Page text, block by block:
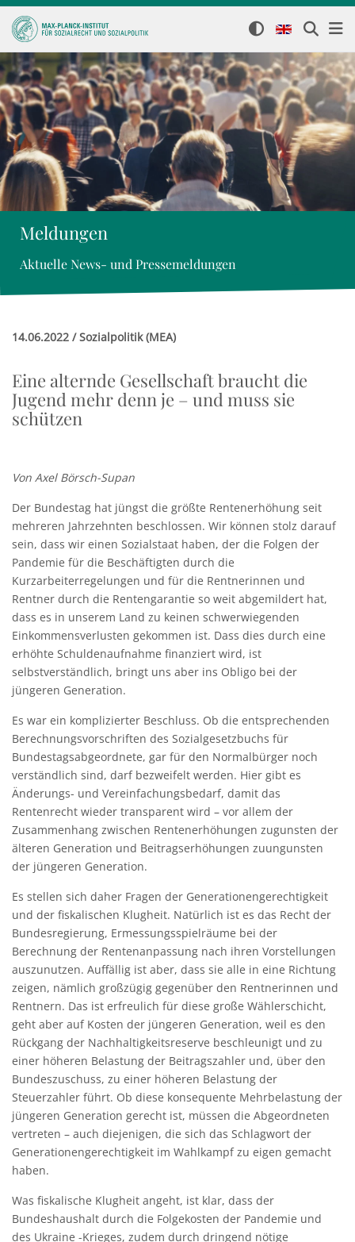
Meldungen
Aktuelle News- und Pressemeldungen
14.06.2022 / Sozialpolitik (MEA)
Eine alternde Gesellschaft braucht die
Jugend mehr denn je – und muss sie
schützen
Von Axel Börsch-Supan
Der Bundestag hat jüngst die größte Rentenerhöhung seit
mehreren Jahrzehnten beschlossen. Wir können stolz darauf
sein, dass wir einen Sozialstaat haben, der die Folgen der
Pandemie für die Beschäftigten durch die
Kurzarbeiterregelungen und für die Rentnerinnen und
Rentner durch die Rentengarantie so weit abgemildert hat,
dass es in unserem Land zu keinen schwerwiegenden
Einkommensverlusten gekommen ist. Dass dies durch eine
erhöhte Schuldenaufnahme finanziert wird, ist
selbstverständlich, bringt uns aber ins Obligo bei der
jüngeren Generation.
Es war ein komplizierter Beschluss. Ob die entsprechenden
Berechnungsvorschriften des Sozialgesetzbuchs für
Bundestagsabgeordnete, gar für den Normalbürger noch
verständlich sind, darf bezweifelt werden. Hier gibt es
Änderungs- und Vereinfachungsbedarf, damit das
Rentenrecht wieder transparent wird – vor allem der
Zusammenhang zwischen Rentenerhöhungen zugunsten der
älteren Generation und Beitragserhöhungen zuungunsten
der jüngeren Generation.
Es stellen sich daher Fragen der Generationengerechtigkeit
und der fiskalischen Klugheit. Natürlich ist es das Recht der
Bundesregierung, Ermessungsspielräume bei der
Berechnung der Rentenanpassung nach ihren Vorstellungen
auszunutzen. Auffällig ist aber, dass sie alle in eine Richtung
zeigen, nämlich großzügig gegenüber den Rentnerinnen und
Rentnern. Das ist erfreulich für diese große Wählerschicht,
geht aber auf Kosten der jüngeren Generation, weil es den
Rückgang der Nachhaltigkeitsreserve beschleunigt und zu
einer höheren Belastung der Beitragszahler und, über den
Bundeszuschuss, zu einer höheren Belastung der
Steuerzahler führt. Ob diese konsequente Mehrbelastung der
jüngeren Generation gerecht ist, müssen die Abgeordneten
vertreten – auch diejenigen, die sich das Schlagwort der
Generationengerechtigkeit im Wahlkampf zu eigen gemacht
haben.
Was fiskalische Klugheit angeht, ist klar, dass der
Bundeshaushalt durch die Folgekosten der Pandemie und
des Ukraine -Krieges, zudem durch dringend nötige